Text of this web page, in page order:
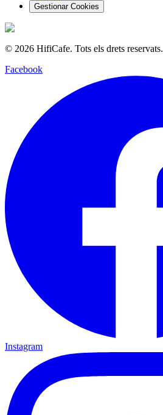
Gestionar Cookies
© 2026 HifiCafe. Tots els drets reservats.
Facebook
Instagram